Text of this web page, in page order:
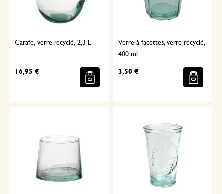
Carafe, verre recyclé, 2,3 L
16,95 €
Verre à facettes, verre recyclé,
400 ml
3,50 €